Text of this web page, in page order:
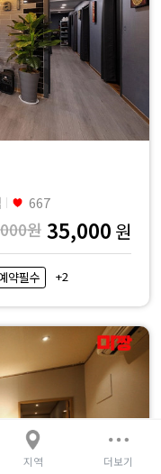
667
원 35,000 원
약필수 +2
지역 더보기